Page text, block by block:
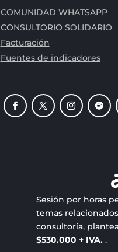
COMUNIDAD WHATSAPP
CONSULTORIO SOLIDARIO
Facturación
Fuentes de indicadores
Sesión por horas
temas
consultoría,
$530.000 + IVA. .